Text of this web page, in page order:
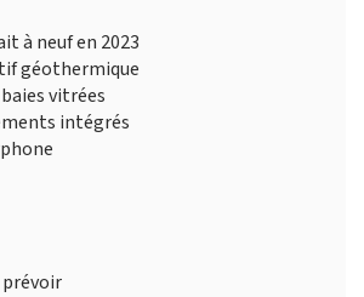
à neuf en 2023
géothermique
vitrées
intégrés
prévoir